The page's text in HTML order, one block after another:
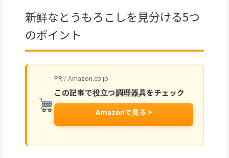
新鮮なとうもろこしを見分ける5つ
のポイント
PR / Amazon.co.jp
この記事で役立つ調理器具をチェック
Amazonで見る >